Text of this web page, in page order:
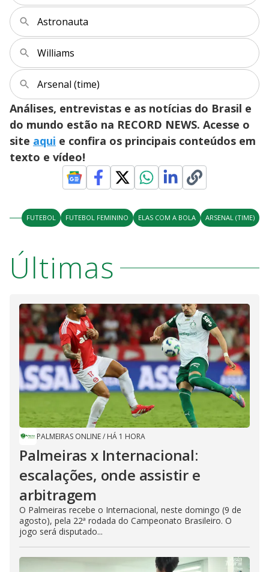
Astronauta
Williams
Arsenal (time)
Análises, entrevistas e as notícias do Brasil e
do mundo estão na RECORD NEWS. Acesse o
site aqui e confira os principais conteúdos em
texto e vídeo!
FUTEBOL FUTEBOL FEMININO ELAS COM A BOLA ARSENAL (TIME)
Últimas
PALMEIRAS ONLINE/ HÁ 1 HORA
Palmeiras x Internacional:
escalações, onde assistir e
arbitragem
O Palmeiras recebe o Internacional, neste domingo (9 de
agosto), pela 22ª rodada do Campeonato Brasileiro. O
jogo será disputado...